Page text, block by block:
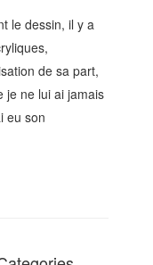
le dessin, il y a
de sa part,
je ne lui ai jamais
eu son